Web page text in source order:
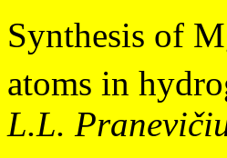
Synthesis of
atoms in
L.L.